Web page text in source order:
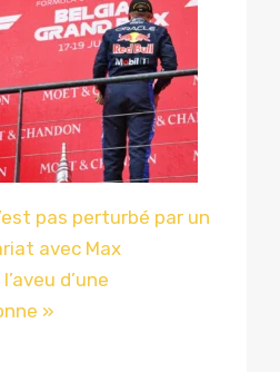
pas perturbé par un
avec Max
d’une
»